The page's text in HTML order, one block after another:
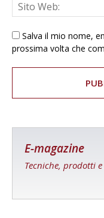
Salva il mio nome,
prossima volta che
E-magazine
Tecniche, prodotti